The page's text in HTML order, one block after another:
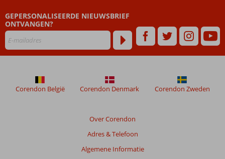
GEPERSONALISEERDE NIEUWSBRIEF
ONTVANGEN?
Over Corendon
Adres & Telefoon
Algemene Informatie
Corendon België Corendon Denmark Corendon Zweden